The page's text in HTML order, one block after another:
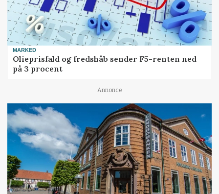
MARKED
Olieprisfald og fredshåb sender F5-renten ned
på 3 procent
Annonce